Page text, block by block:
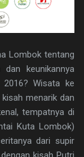
Lombok tentang
keunikannya
Wisata ke
menarik dan
tempatnya di
Kuta Lombok)
dari supir